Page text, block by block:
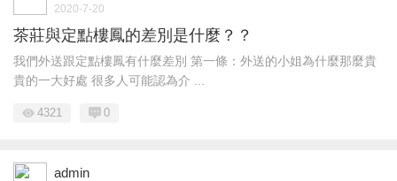
2020-7-20
茶莊與定點樓鳳的差別是什麼？？
我們外送跟定點樓鳳有什麼差別 第一條：外送的小姐為什麼那麼貴
貴的一大好處 很多人可能認為介 ...
4321 0
admin